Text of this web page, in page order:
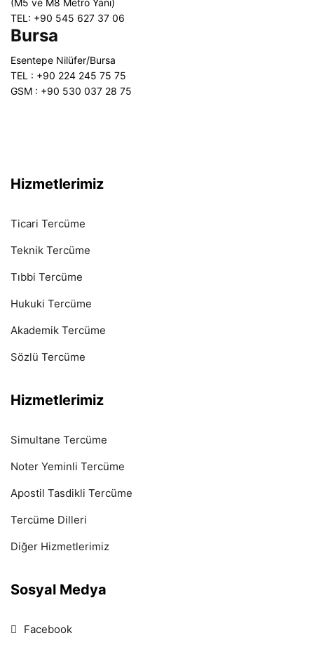
(M5 ve M8 Metro Yanı)
TEL: +90 545 627 37 06
Bursa
Esentepe Nilüfer/Bursa
TEL : +90 224 245 75 75
GSM : +90 530 037 28 75
Hizmetlerimiz
Ticari Tercüme
Teknik Tercüme
Tıbbi Tercüme
Hukuki Tercüme
Akademik Tercüme
Sözlü Tercüme
Hizmetlerimiz
Simultane Tercüme
Noter Yeminli Tercüme
Apostil Tasdikli Tercüme
Tercüme Dilleri
Diğer Hizmetlerimiz
Sosyal Medya
Facebook